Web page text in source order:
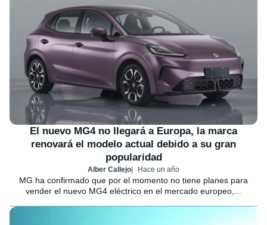
El nuevo MG4 no llegará a Europa, la marca
renovará el modelo actual debido a su gran
popularidad
Alber Callejo Hace un año
MG ha confirmado que por el momento no tiene planes para
vender el nuevo MG4 eléctrico en el mercado europeo,...